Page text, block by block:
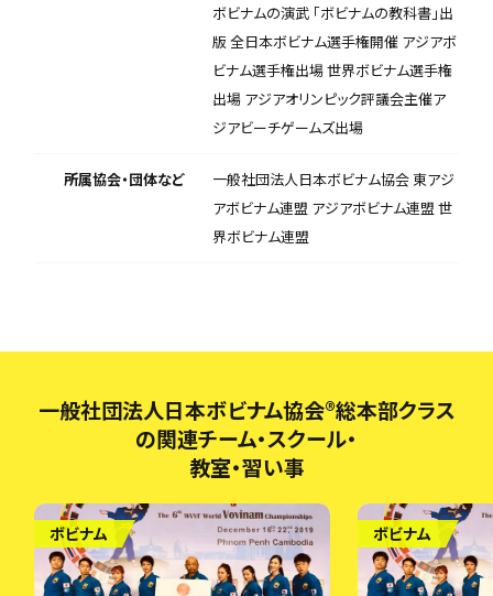
ボビナムの演武 「ボビナムの教科書」出
版 全日本ボビナム選手権開催 アジアボ
ビナム選手権出場 世界ボビナム選手権
出場 アジアオリンピック評議会主催ア
ジアビーチゲームズ出場
所属協会・団体など
一般社団法人日本ボビナム協会 東アジ
アボビナム連盟 アジアボビナム連盟 世
界ボビナム連盟
一般社団法人日本ボビナム協会®︎総本部クラス
の関連チーム・スクール・
教室・習い事
ボビナム ボビナム